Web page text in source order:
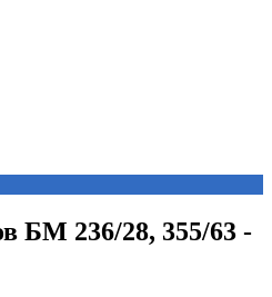
БМ 236/28, 355/63 -